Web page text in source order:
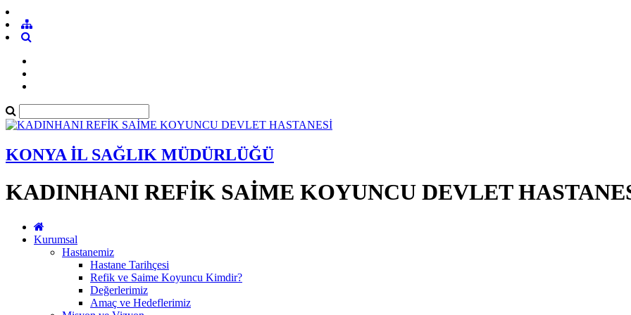
KONYA İL SAĞLIK MÜDÜRLÜĞÜ
KADINHANI REFİK SAİME KOYUNCU DEVLET
Kurumsal
Hastanemiz
Hastane Tarihçesi
Refik ve Saime Koyuncu Kimdir?
Değerlerimiz
Amaç ve Hedeflerimiz